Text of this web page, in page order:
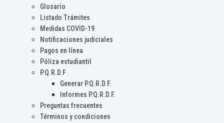
Glosario
Listado Trámites
Medidas COVID-19
Notificaciones judiciales
Pagos en línea
Póliza estudiantil
P.Q.R.D.F
Generar P.Q.R.D.F.
Informes P.Q.R.D.F.
Preguntas frecuentes
Términos y condiciones